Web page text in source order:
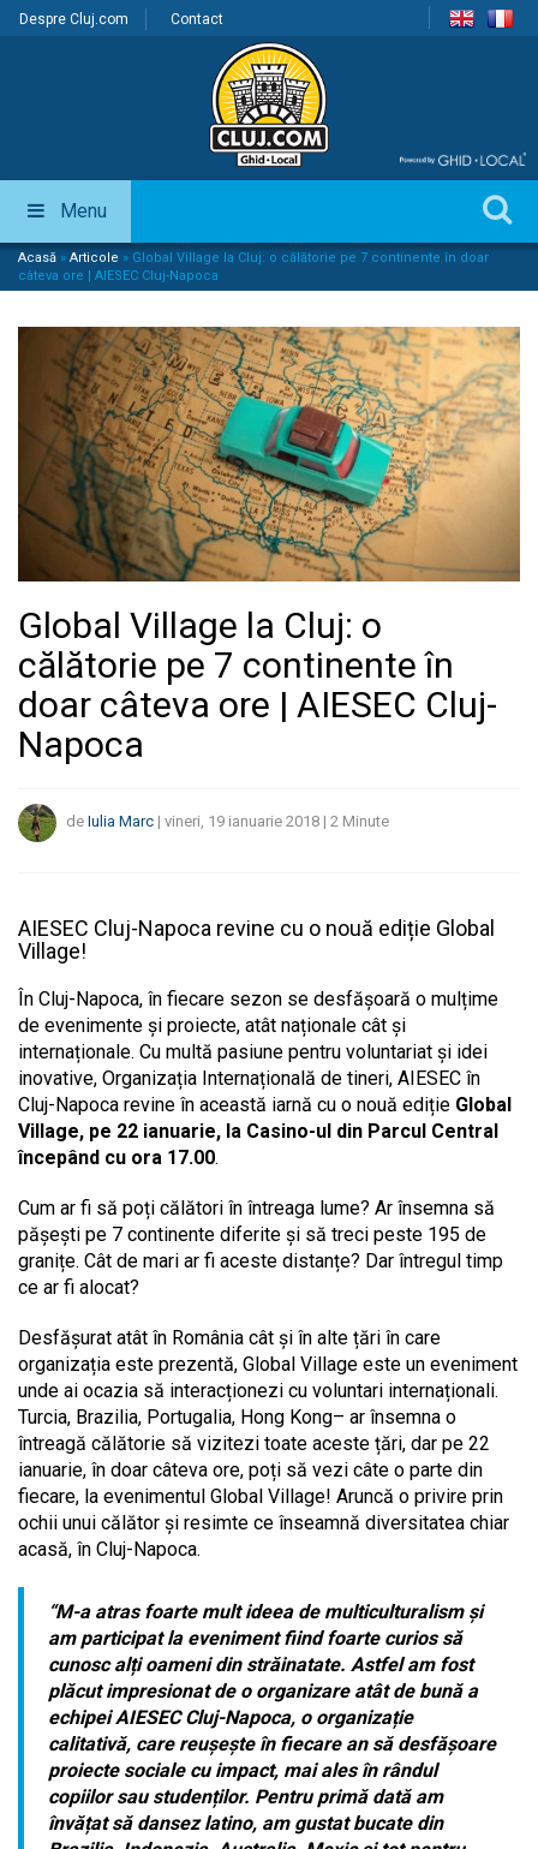
Despre Cluj.com Contact
Menu
Acasă » Articole » Global Village la Cluj: o călătorie pe 7 continente în doar
câteva ore | AIESEC Cluj-Napoca
Global Village la Cluj: o
călătorie pe 7 continente în
doar câteva ore | AIESEC Cluj-
Napoca
de Iulia Marc | vineri, 19 ianuarie 2018 | 2 Minute
AIESEC Cluj-Napoca revine cu o nouă ediție Global
Village!
În Cluj-Napoca, în fiecare sezon se desfășoară o mulțime
de evenimente și proiecte, atât naționale cât și
internaționale. Cu multă pasiune pentru voluntariat și idei
inovative, Organizația Internațională de tineri, AIESEC în
Cluj-Napoca revine în această iarnă cu o nouă ediție Global
Village, pe 22 ianuarie, la Casino-ul din Parcul Central
începând cu ora 17.00.
Cum ar fi să poți călători în întreaga lume? Ar însemna să
pășești pe 7 continente diferite și să treci peste 195 de
granițe. Cât de mari ar fi aceste distanțe? Dar întregul timp
ce ar fi alocat?
Desfășurat atât în România cât și în alte țări în care
organizația este prezentă, Global Village este un eveniment
unde ai ocazia să interacționezi cu voluntari internaționali.
Turcia, Brazilia, Portugalia, Hong Kong– ar însemna o
întreagă călătorie să vizitezi toate aceste țări, dar pe 22
ianuarie, în doar câteva ore, poți să vezi câte o parte din
fiecare, la evenimentul Global Village! Aruncă o privire prin
ochii unui călător și resimte ce înseamnă diversitatea chiar
acasă, în Cluj-Napoca.
“M-a atras foarte mult ideea de multiculturalism și
am participat la eveniment fiind foarte curios să
cunosc alți oameni din străinatate. Astfel am fost
plăcut impresionat de o organizare atât de bună a
echipei AIESEC Cluj-Napoca, o organizație
calitativă, care reușește în fiecare an să desfășoare
proiecte sociale cu impact, mai ales în rândul
copiilor sau studenților. Pentru primă dată am
învățat să dansez latino, am gustat bucate din